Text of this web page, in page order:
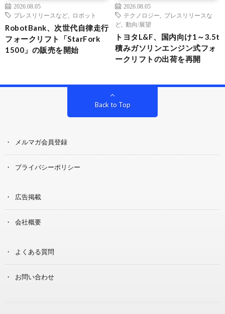
2026.08.05
プレスリリースなど
ロボット
RobotBank、次世代自律走行
フォークリフト「StarFork
1500」の販売を開始
2026.08.05
テクノロジー
プレスリリースな
ど
動向/展望
トヨタL&F、国内向け1～3.5t
積みガソリンエンジン式フォ
ークリフトの出荷を再開
Back to Top
メルマガ会員登録
プライバシーポリシー
広告掲載
会社概要
よくある質問
お問い合わせ